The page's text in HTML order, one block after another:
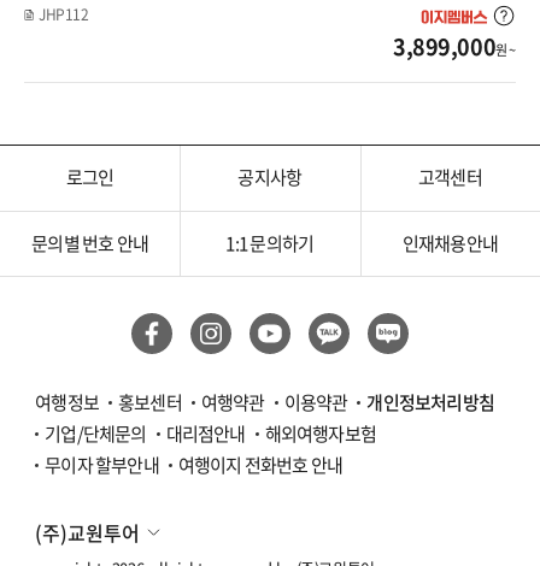
JHP112
3,899,000원 ~
로그인 공지사항 고객센터
문의별 번호 안내 1:1 문의하기 인재채용안내
여행정보 홍보센터 여행약관 이용약관
개인정보처리방침
기업/단체문의
대리점안내
해외여행자보험
무이자 할부안내
여행이지 전화번호 안내
(주)교원투어